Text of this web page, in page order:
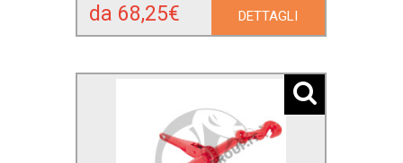
da 68,25€ DETTAGLI